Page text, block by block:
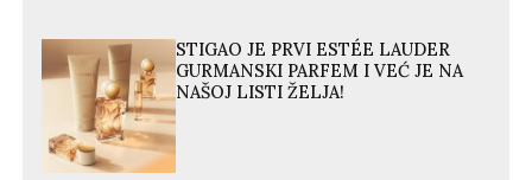
STIGAO JE PRVI ESTÉE LAUDER
GURMANSKI PARFEM I VEĆ JE NA
NAŠOJ LISTI ŽELJA!